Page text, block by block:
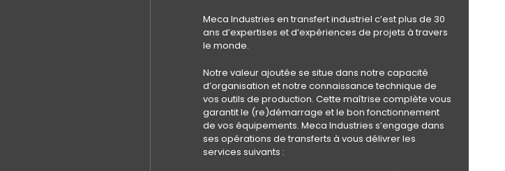
Meca Industries en transfert industriel c’est plus de 30
ans d’expertises et d’expériences de projets à travers
le monde.
Notre valeur ajoutée se situe dans notre capacité
d’organisation et notre connaissance technique de
vos outils de production. Cette maîtrise complète vous
garantit le (re)démarrage et le bon fonctionnement
de vos équipements. Meca Industries s’engage dans
ses opérations de transferts à vous délivrer les
services suivants :